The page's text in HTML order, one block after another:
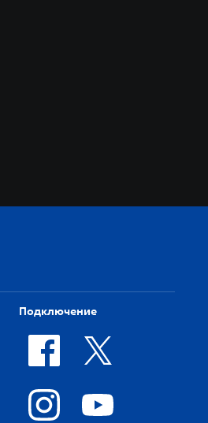
Подключение